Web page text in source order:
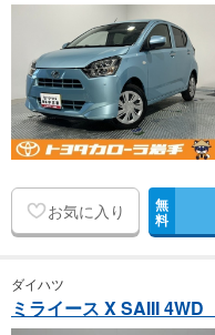
お気に入り 無
料
ダイハツ
ミライース X SAIII 4WD